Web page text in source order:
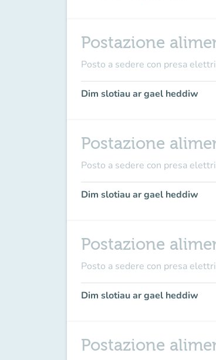
Postazione
Posto a sedere con presa
Dim slotiau ar gael heddiw
Postazione
Posto a sedere con presa
Dim slotiau ar gael heddiw
Postazione
Posto a sedere con presa
Dim slotiau ar gael heddiw
Postazione